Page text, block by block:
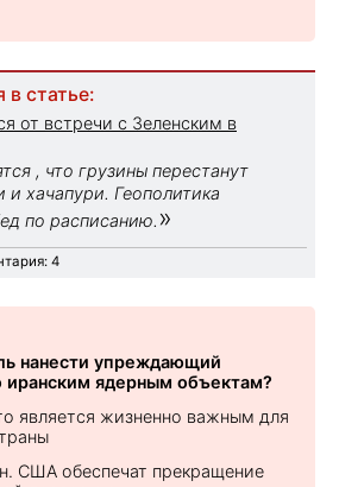
статье:
от встречи с Зеленским в
, что грузины перестанут
и хачапури. Геополитика
по расписанию. »
4
нанести упреждающий
ядерным объектам?
является жизненно важным для
США обеспечат прекращение